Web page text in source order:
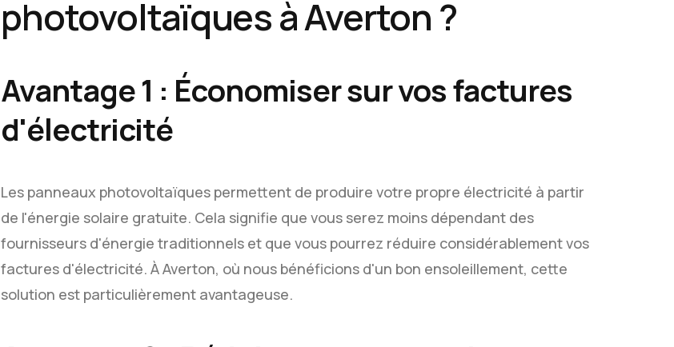
photovoltaïques à Averton ?
Avantage 1 : Économiser sur vos factures
d'électricité
Les panneaux photovoltaïques permettent de produire votre propre électricité à partir
de l'énergie solaire gratuite. Cela signifie que vous serez moins dépendant des
fournisseurs d'énergie traditionnels et que vous pourrez réduire considérablement vos
factures d'électricité. À Averton, où nous bénéficions d'un bon ensoleillement, cette
solution est particulièrement avantageuse.